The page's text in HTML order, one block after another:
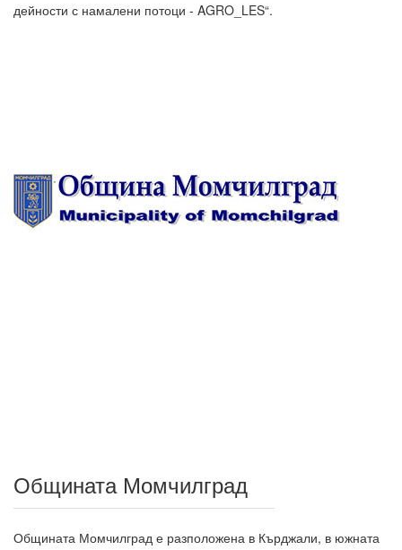
дейности с намалени потоци - AGRO_LES“.
Общината Момчилград
Общината Момчилград е разположена в Кърджали, в южната